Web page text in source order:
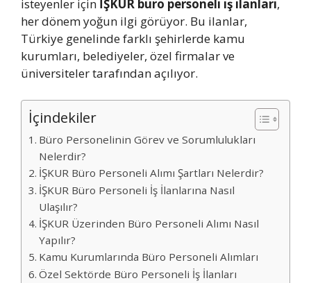
isteyenler için İŞKUR büro personeli iş ilanları,
her dönem yoğun ilgi görüyor. Bu ilanlar,
Türkiye genelinde farklı şehirlerde kamu
kurumları, belediyeler, özel firmalar ve
üniversiteler tarafından açılıyor.
İçindekiler
Büro Personelinin Görev ve Sorumlulukları
Nelerdir?
İŞKUR Büro Personeli Alımı Şartları Nelerdir?
İŞKUR Büro Personeli İş İlanlarına Nasıl
Ulaşılır?
İŞKUR Üzerinden Büro Personeli Alımı Nasıl
Yapılır?
Kamu Kurumlarında Büro Personeli Alımları
Özel Sektörde Büro Personeli İş İlanları